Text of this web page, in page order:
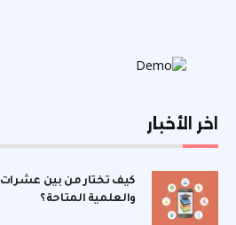
اخر الأخبار
كيف تختار من بين عشرات
والعلمية المتاحة؟